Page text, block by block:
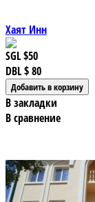
Хаят Инн
SGL$50
DBL$ 80
В закладки
В сравнение